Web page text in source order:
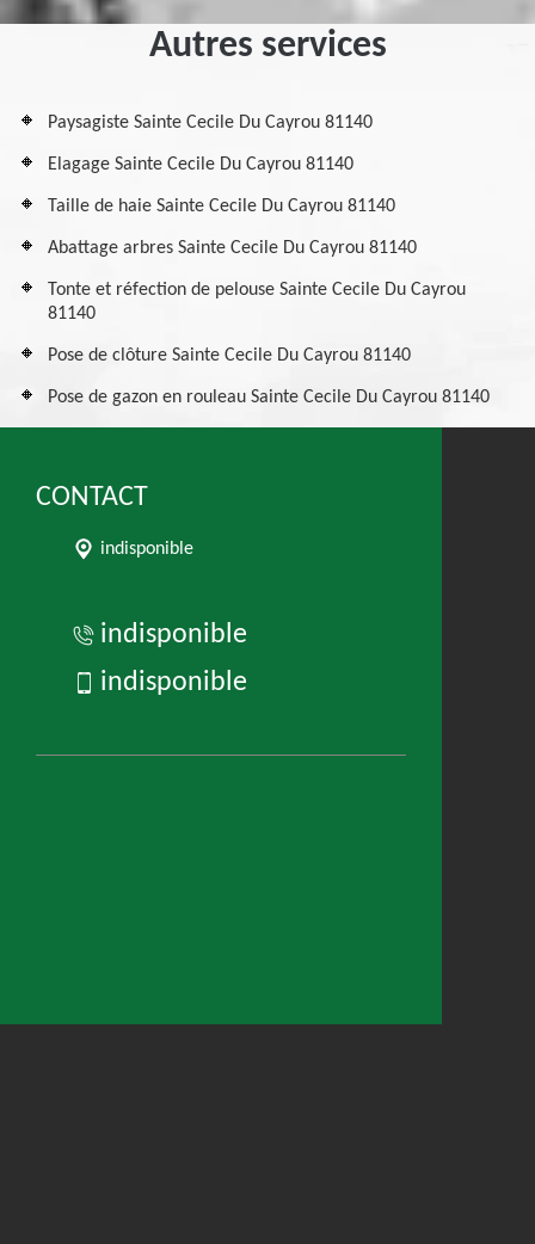
Autres services
Paysagiste Sainte Cecile Du Cayrou 81140
Elagage Sainte Cecile Du Cayrou 81140
Taille de haie Sainte Cecile Du Cayrou 81140
Abattage arbres Sainte Cecile Du Cayrou 81140
Tonte et réfection de pelouse Sainte Cecile Du Cayrou
81140
Pose de clôture Sainte Cecile Du Cayrou 81140
Pose de gazon en rouleau Sainte Cecile Du Cayrou 81140
CONTACT
indisponible
indisponible
indisponible